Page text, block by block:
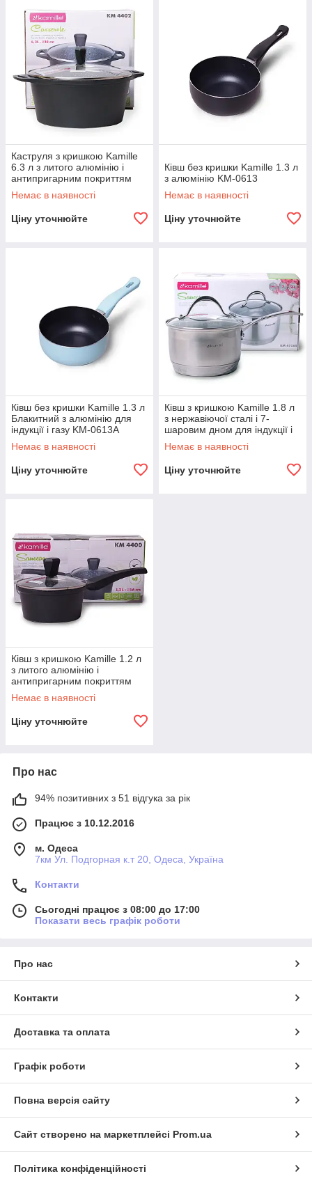
Каструля з кришкою Kamille
6.3 л з литого алюмінію і
антипригарним покриттям
для індукції і газу KM-4402
Немає в наявності
Ціну уточнюйте
Ківш без кришки Kamille 1.3 л
з алюмінію KM-0613
Немає в наявності
Ціну уточнюйте
Ківш без кришки Kamille 1.3 л
Блакитний з алюмінію для
індукції і газу KM-0613A
Немає в наявності
Ціну уточнюйте
Ківш з кришкою Kamille 1.8 л
з нержавіючої сталі і 7-
шаровим дном для індукції і
газу KM-4716S
Немає в наявності
Ціну уточнюйте
Ківш з кришкою Kamille 1.2 л
з литого алюмінію і
антипригарним покриттям
"мармур" для індукції і газу
KM-4400
Немає в наявності
Ціну уточнюйте
Про нас
94% позитивних з 51 відгука за рік
Працює з 10.12.2016
м. Одеса
7км Ул. Подгорная к.т 20, Одеса, Україна
Контакти
Сьогодні працює з 08:00 до 17:00
Показати весь графік роботи
Про нас
Контакти
Доставка та оплата
Графік роботи
Повна версія сайту
Сайт створено на маркетплейсі Prom.ua
Політика конфіденційності